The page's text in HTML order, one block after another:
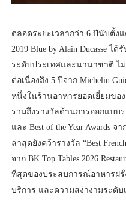
ตลอดระยะเวลากว่า 6 ปีนับตั้ง
2019 Blue by Alain Ducasse ไ
ระดับประเทศและนานาชาติ ไ
ต่อเนื่องถึง 5 ปีจาก Michelin
หนึ่งในร้านอาหารยอดเยี่ยมของเ
รวมถึงรางวัลด้านการออกแบบร
และ Best of the Year Awards จ
ล่าสุดยังคว้ารางวัล “Best
จาก BK Top Tables 2026
ที่สุดของประสบการณ์อาหารฝ
บริการ และความสง่างามระดั